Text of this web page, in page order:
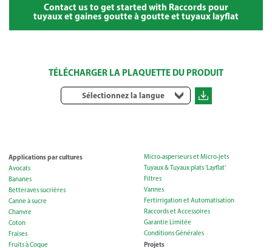
Contact us to get started with Raccords pour
tuyaux et gaines goutte à goutte et tuyaux layflat
TÉLÉCHARGER LA PLAQUETTE DU PRODUIT
Sélectionnez la langue
Applications par cultures
Avocats
Bananes
Betteraves sucrières
Canne à sucre
Chanvre
Coton
Fraises
Fruits à Coque
Micro-asperseurs et Micro-jets
Tuyaux & Tuyaux plats ‘Layflat’
Filtres
Vannes
Fertirrigation et Automatisation
Raccords et Accessoires
Garantie Limitée
Conditions Générales
Projets